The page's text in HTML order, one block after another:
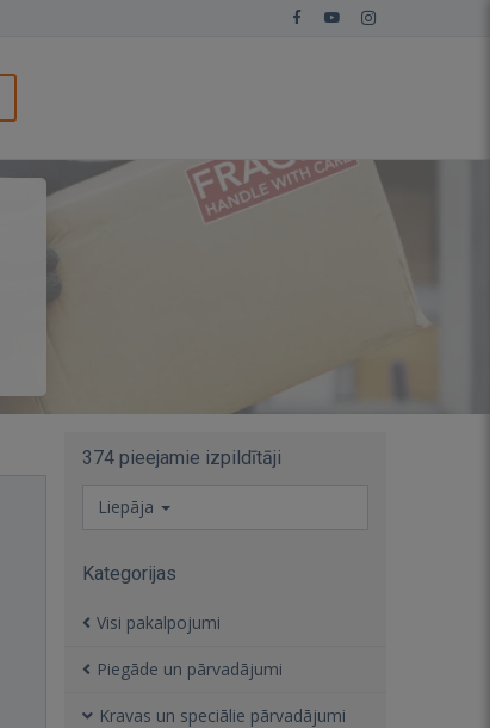
374 pieejamie izpildītāji
Liepāja
Kategorijas
Visi pakalpojumi
Piegāde un pārvadājumi
Kravas un speciālie pārvadājumi